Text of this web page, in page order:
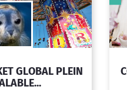
GLOBAL PLEIN